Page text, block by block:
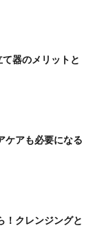
器のメリットと
ケアも必要になる
！クレンジングと